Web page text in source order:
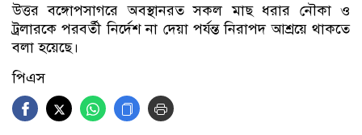
উত্তর বঙ্গোপসাগরে অবস্থানরত সকল মাছ ধরার নৌকা ও
ট্রলারকে পরবর্তী নির্দেশ না দেয়া পর্যন্ত নিরাপদ আশ্রয়ে থাকতে
বলা হয়েছে।
পিএস